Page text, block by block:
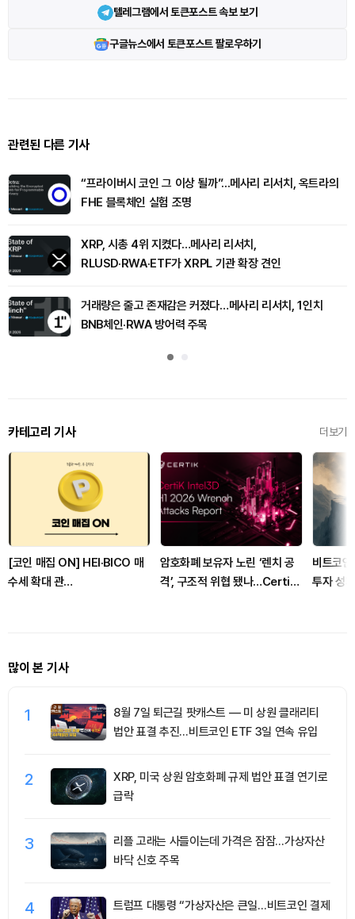
텔레그램에서 토큰포스트 속보 보기
구글뉴스에서 토큰포스트 팔로우하기
관련된 다른 기사
“프라이버시 코인 그 이상 될까”...메사리 리서치, 옥트라의
FHE 블록체인 실험 조명
XRP, 시총 4위 지켰다…메사리 리서치,
RLUSD·RWA·ETF가 XRPL 기관 확장 견인
거래량은 줄고 존재감은 커졌다…메사리 리서치, 1인치
BNB체인·RWA 방어력 주목
카테고리 기사 더보기
[코인 매집 ON] HEI·BICO 매
수세 확대 관
암호화폐 보유자 노린 ‘렌치 공
격’, 구조적 위협 됐나…CertiK
비트코
투자 성
많이 본 기사
1
8월 7일 퇴근길 팟캐스트 — 미 상원 클래리티
법안 표결 추진…비트코인 ETF 3일 연속 유입
2
XRP, 미국 상원 암호화폐 규제 법안 표결 연기로
급락
3
리플 고래는 사들이는데 가격은 잠잠…가상자산
바닥 신호 주목
4
트럼프 대통령 “가상자산은 큰일…비트코인 결제